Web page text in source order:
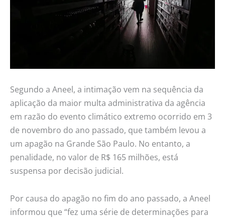
Segundo a Aneel, a intimação vem na sequência da
aplicação da maior multa administrativa da agência
em razão do evento climático extremo ocorrido em 3
de novembro do ano passado, que também levou a
um apagão na Grande São Paulo. No entanto, a
penalidade, no valor de R$ 165 milhões, está
suspensa por decisão judicial.
Por causa do apagão no fim do ano passado, a Aneel
informou que “fez uma série de determinações para